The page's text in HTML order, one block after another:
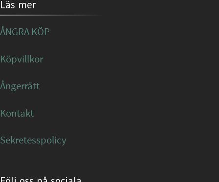
Läs mer
ÅNGRA KÖP
Köpvillkor
Ångerrätt
Kontakt
Sekretesspolicy